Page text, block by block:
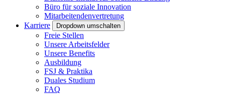
Büro für soziale Innovation
Mitarbeitendenvertretung
Karriere
Dropdown umschalten
Freie Stellen
Unsere Arbeitsfelder
Unsere Benefits
Ausbildung
FSJ & Praktika
Duales Studium
FAQ